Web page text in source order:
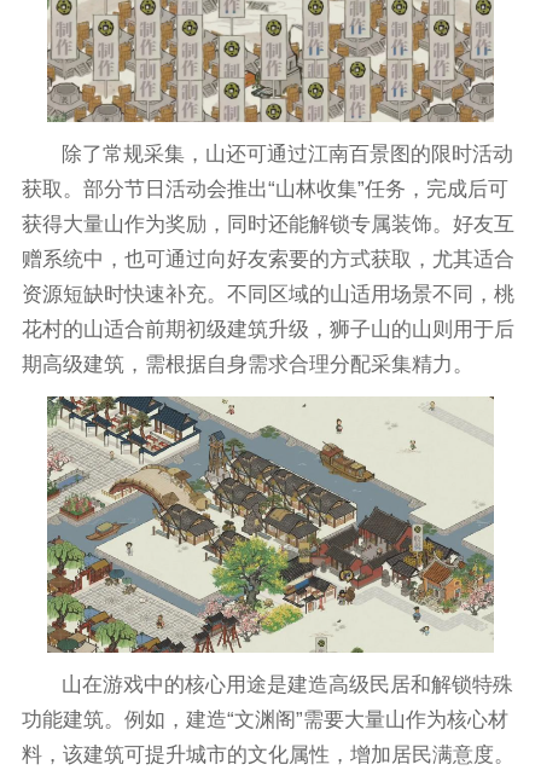
除了常规采集，山还可通过江南百景图的限时活动
获取。部分节日活动会推出“山林收集”任务，完成后可
获得大量山作为奖励，同时还能解锁专属装饰。好友互
赠系统中，也可通过向好友索要的方式获取，尤其适合
资源短缺时快速补充。不同区域的山适用场景不同，桃
花村的山适合前期初级建筑升级，狮子山的山则用于后
期高级建筑，需根据自身需求合理分配采集精力。
山在游戏中的核心用途是建造高级民居和解锁特殊
功能建筑。例如，建造“文渊阁”需要大量山作为核心材
料，该建筑可提升城市的文化属性，增加居民满意度。